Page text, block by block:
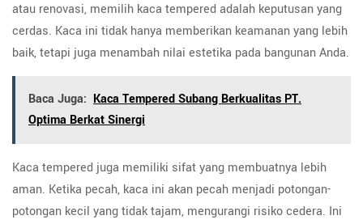
atau renovasi, memilih kaca tempered adalah keputusan yang
cerdas. Kaca ini tidak hanya memberikan keamanan yang lebih
baik, tetapi juga menambah nilai estetika pada bangunan Anda.
Baca Juga: Kaca Tempered Subang Berkualitas PT.
Optima Berkat Sinergi
Kaca tempered juga memiliki sifat yang membuatnya lebih
aman. Ketika pecah, kaca ini akan pecah menjadi potongan-
potongan kecil yang tidak tajam, mengurangi risiko cedera. Ini